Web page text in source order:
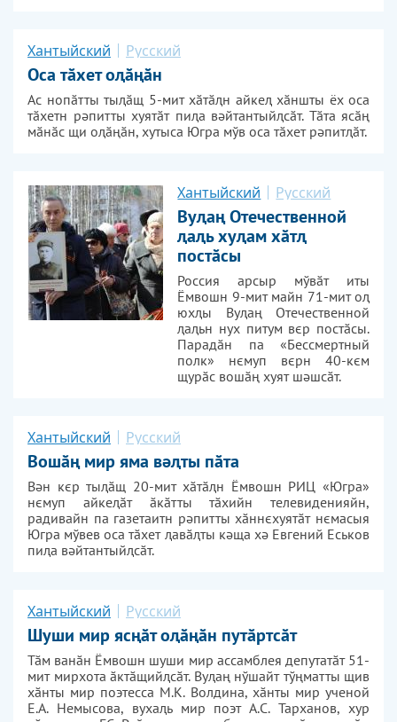
Хантыйский Русский
Оса тӑхет оӑңӑн
Ас нопӑтты тыӑщ 5-мит хӑтӑн айке хӑншты ёх оса
тӑхетн рәпитты хуятӑт пиа вәйтантыйсӑт. Тӑта ясӑң
мӑнӑс щи оӑңӑн, хутыса Югра мўв оса тӑхет рәпитӑт.
Хантыйский Русский
Вуԯаң Отечественной
ԯаԯь хуԯам хӑтԯ
постӑсы
Россия арсыр мўвӑт иты
Ёмвошн 9-мит майн 71-мит оԯ
юхԯы Вуԯаң Отечественной
ԯаԯьн нух питум вєр постӑсы.
Парадӑн па «Бессмертный
полк» нємуп вєрн 40-кєм
щурӑс вошӑң хуят шәшсӑт.
Хантыйский Русский
Вошӑң мир яма вәты пӑта
Вән кєр тыӑщ 20-мит хӑтӑн Ёмвошн РИЦ «Югра»
нємуп айкеӑт ӑкӑтты тӑхийн телевиденияйн,
радивайн па газетаитн рәпитты хӑннєхуятӑт нємасыя
Югра мўвев оса тӑхет авӑты кәща хә Евгений Еськов
пиа вәйтантыйсӑт.
Хантыйский Русский
Шуши мир ясңӑт оԯӑңӑн путӑртсӑт
Тӑм ванӑн Ёмвошн шуши мир ассамблея депутатӑт 51-
мит мирхота ӑктӑщийԯсӑт. Вуԯаң нўшайт тўңматты щив
хӑнты мир поэтесса М.К. Волдина, хӑнты мир ученой
Е.А. Немысова, вухаԯь мир поэт А.С. Тарханов, хур